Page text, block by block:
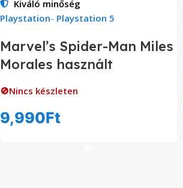
Kiváló minőség
Playstation- Playstation 5
Marvel’s Spider-Man Miles
Morales használt
🚫Nincs készleten
9,990Ft